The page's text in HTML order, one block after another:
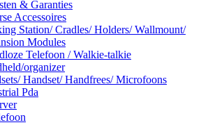
& Garanties
Accessoires
Station/ Cradles/ Holders/ Wallmount/
Modules
Telefoon / Walkie-talkie
organizer
Handset/ Handfrees/ Microfoons
Pda